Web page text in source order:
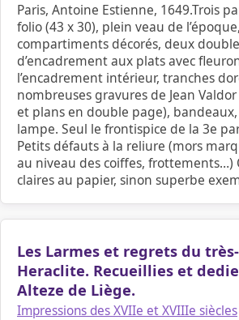
Paris, Antoine Estienne, 1649.Trois
folio (43 x 30), plein veau de
compartiments décorés, deux
d’encadrement aux plats avec
l’encadrement intérieur, tranches
nombreuses gravures de Jean
et plans en double page),
lampe. Seul le frontispice de la 3e
Petits défauts à la reliure (mors
au niveau des coiffes, frottements…)
claires au papier, sinon superbe
Les Larmes et regrets du
Heraclite. Recueillies et
Alteze de Liège.
Impressions des XVIIe et XVIIIe siècles